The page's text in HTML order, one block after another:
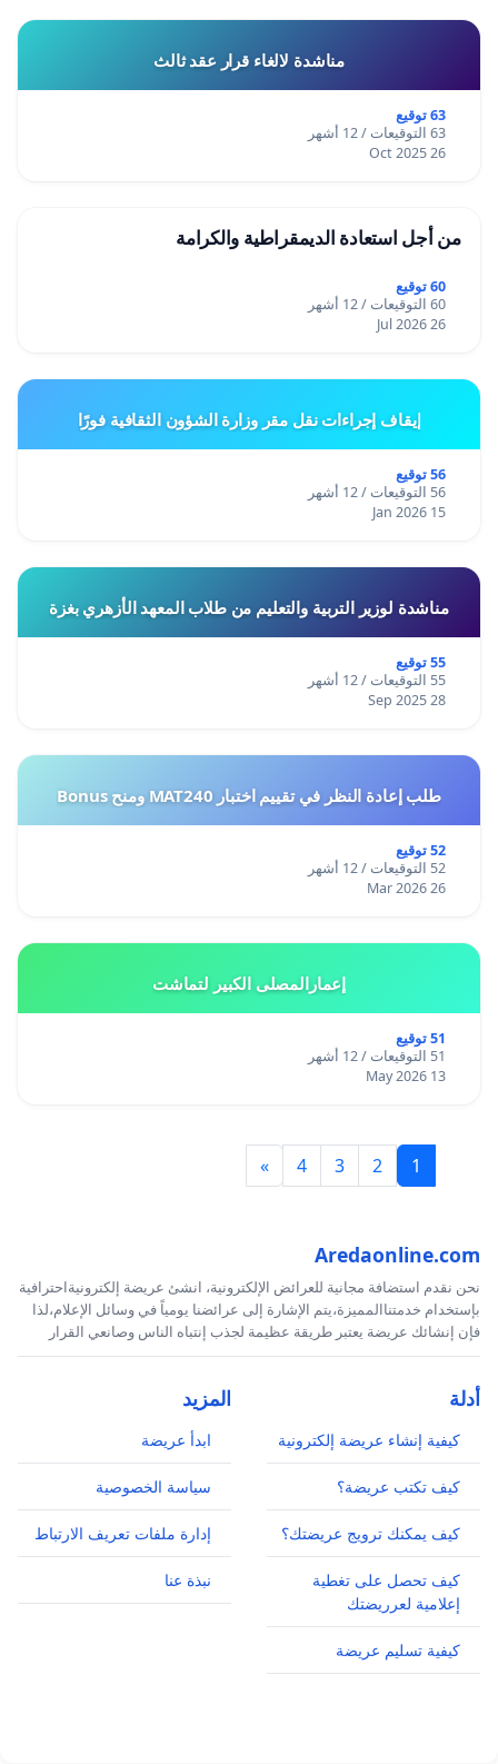
مناشدة لالغاء قرار عقد ثالث
63 توقيع
63 التوقيعات / 12 أشهر
26 Oct 2025
من أجل استعادة الديمقراطية والكرامة
60 توقيع
60 التوقيعات / 12 أشهر
26 Jul 2026
إيقاف إجراءات نقل مقر وزارة الشؤون الثقافية فورًا
56 توقيع
56 التوقيعات / 12 أشهر
15 Jan 2026
مناشدة لوزير التربية والتعليم من طلاب المعهد الأزهري بغزة
55 توقيع
55 التوقيعات / 12 أشهر
28 Sep 2025
طلب إعادة النظر في تقييم اختبار MAT240 ومنح Bonus
52 توقيع
52 التوقيعات / 12 أشهر
26 Mar 2026
إعمارالمصلى الكبير لتماشت
51 توقيع
51 التوقيعات / 12 أشهر
13 May 2026
1
2
3
4
»
Aredaonline.com
نحن نقدم استضافة مجانية للعرائض الإلكترونية، انشئ عريضة إلكترونيةاحترافية
بإستخدام خدمتناالمميزة،يتم الإشارة إلى عرائضنا يومياً في وسائل الإعلام،لذا
فإن إنشائك عريضة يعتبر طريقة عظيمة لجذب إنتباه الناس وصانعي القرار
أدلة
كيفية إنشاء عريضة إلكترونية
كيف تكتب عريضة؟
كيف يمكنك ترويج عريضتك؟
كيف تحصل على تغطية
إعلامية لعرريضتك
كيفية تسليم عريضة
المزيد
ابدأ عريضة
سياسة الخصوصية
إدارة ملفات تعريف الارتباط
نبذة عنا